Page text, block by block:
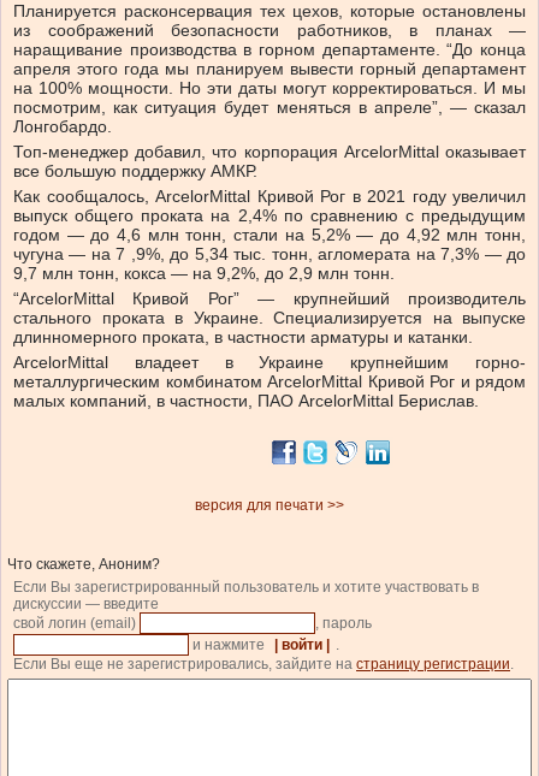
Планируется расконсервация тех цехов, которые остановлены
из соображений безопасности работников, в планах —
наращивание производства в горном департаменте. “До конца
апреля этого года мы планируем вывести горный департамент
на 100% мощности. Но эти даты могут корректироваться. И мы
посмотрим, как ситуация будет меняться в апреле”, — сказал
Лонгобардо.
Топ-менеджер добавил, что корпорация ArcelorMittal оказывает
все большую поддержку АМКР.
Как сообщалось, ArcelorMittal Кривой Рог в 2021 году увеличил
выпуск общего проката на 2,4% по сравнению с предыдущим
годом — до 4,6 млн тонн, стали на 5,2% — до 4,92 млн тонн,
чугуна — на 7 ,9%, до 5,34 тыс. тонн, агломерата на 7,3% — до
9,7 млн ​​тонн, кокса — на 9,2%, до 2,9 млн тонн.
“ArcelorMittal Кривой Рог” — крупнейший производитель
стального проката в Украине. Специализируется на выпуске
длинномерного проката, в частности арматуры и катанки.
ArcelorMittal владеет в Украине крупнейшим горно-
металлургическим комбинатом ArcelorMittal Кривой Рог и рядом
малых компаний, в частности, ПАО ArcelorMittal Берислав.
версия для печати >>
Что скажете, Аноним?
Если Вы зарегистрированный пользователь и хотите участвовать в
дискуссии — введите
свой логин (email)
, пароль
и нажмите
| войти |
.
Если Вы еще не зарегистрировались, зайдите на страницу регистрации.